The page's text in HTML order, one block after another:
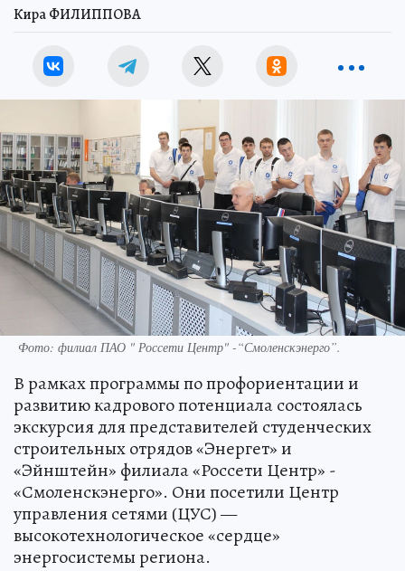
Кира ФИЛИППОВА
Фото: филиал ПАО " Россети Центр" -“Смоленскэнерго”.
В рамках программы по профориентации и
развитию кадрового потенциала состоялась
экскурсия для представителей студенческих
строительных отрядов «Энергет» и
«Эйнштейн» филиала «Россети Центр» -
«Смоленскэнерго». Они посетили Центр
управления сетями (ЦУС) —
высокотехнологическое «сердце»
энергосистемы региона.